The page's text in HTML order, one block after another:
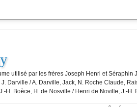
utilisé par les frères Joseph Henri et
Darville / A. Darville, Jack, N. Roche Claude,
H. Boèce, H. de Nosville / Henri de Noville, J.-H.